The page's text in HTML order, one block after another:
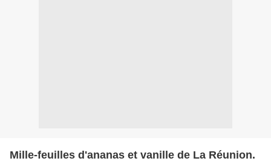
Mille-feuilles d'ananas et vanille de La Réunion.